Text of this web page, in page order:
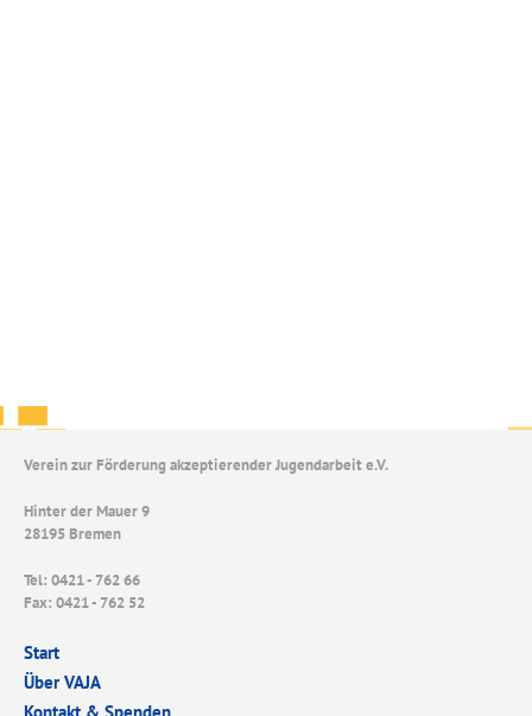
Verein zur Förderung akzeptierender Jugendarbeit e.V.
Hinter der Mauer 9
28195 Bremen
Tel: 0421 - 762 66
Fax: 0421 - 762 52
Start
Über VAJA